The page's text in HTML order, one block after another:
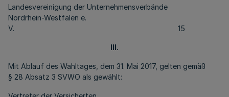
Landesvereinigung der Unternehmensverbände
Nordrhein-Westfalen e.
V. 15
III.
Mit Ablauf des Wahltages, dem 31. Mai 2017, gelten gemäß
§ 28 Absatz 3 SVWO als gewählt: